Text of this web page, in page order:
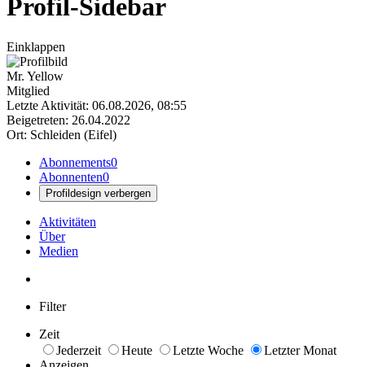
Profil-Sidebar
Einklappen
Mr. Yellow
Mitglied
Letzte Aktivität: 06.08.2026, 08:55
Beigetreten: 26.04.2022
Ort: Schleiden (Eifel)
Abonnements0
Abonnenten0
Profildesign verbergen
Aktivitäten
Über
Medien
Filter
Zeit
Jederzeit
Heute Letzte Woche
Letzter Monat